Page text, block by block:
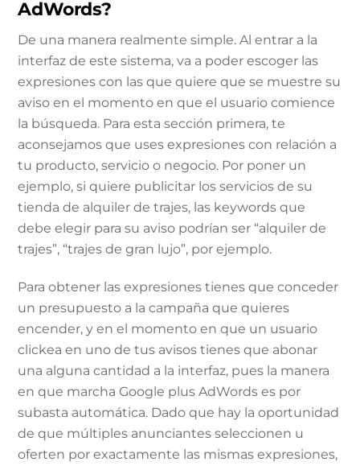
AdWords?
De una manera realmente simple. Al entrar a la
interfaz de este sistema, va a poder escoger las
expresiones con las que quiere que se muestre su
aviso en el momento en que el usuario comience
la búsqueda. Para esta sección primera, te
aconsejamos que uses expresiones con relación a
tu producto, servicio o negocio. Por poner un
ejemplo, si quiere publicitar los servicios de su
tienda de alquiler de trajes, las keywords que
debe elegir para su aviso podrían ser “alquiler de
trajes”, “trajes de gran lujo”, por ejemplo.
Para obtener las expresiones tienes que conceder
un presupuesto a la campaña que quieres
encender, y en el momento en que un usuario
clickea en uno de tus avisos tienes que abonar
una alguna cantidad a la interfaz, pues la manera
en que marcha Google plus AdWords es por
subasta automática. Dado que hay la oportunidad
de que múltiples anunciantes seleccionen u
oferten por exactamente las mismas expresiones,